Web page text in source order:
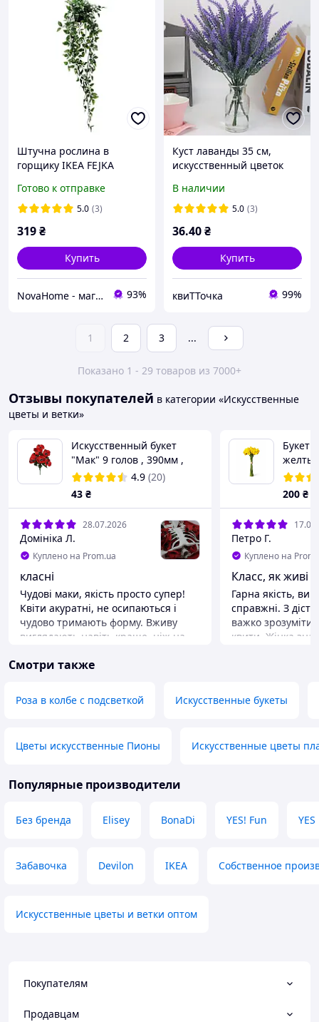
Штучна рослина в
горщику IKEA FEJKA
Готово к отправке
5.0 (3)
319₴
Купить
NovaHome - магазин товарів для дому і не тільки 93%
Куст лаванды 35 см,
искусственный цветок
интерьера
В наличии
5.0 (3)
36.40₴
Купить
квиТТочка 99%
1 2 3 ...
Показано 1 - 29 товаров из 7000+
Отзывы покупателей в категории «Искусственные
цветы и ветки»
Искусственный букет
"Мак" 9 голов , 390мм ,
цвет - красный
4.9 (20)
43 ₴
28.07.2026
Домініка Л.
Куплено на Prom.ua
класні
Чудові маки, якість просто супер!
Квіти акуратні, не осипаються і
чудово тримають форму. Вживу
виглядають навіть краще, ніж на
Ідеально підійшли для створення
композицій. Рекомендую!
Букет
200 ₴
Петро Г.
Куплено на
Класс, як живі
Гарна якість,
справжні. З
важко
квити. Жінка
Преимущества
Якість
Термин
Смотри также
Роза в колбе с подсветкой Искусственные букеты
Цветы искусственные Пионы Искусственные цветы
Популярные производители
Без бренда Elisey BonaDi YES! Fun YES
Забавочка Devilon IKEA Собственное
Искусственные цветы и ветки оптом
Покупателям
Продавцам